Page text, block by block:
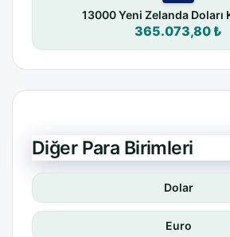
13000 Yeni Zelanda Doları
365.073,80 ₺
Diğer Para Birimleri
Dolar
Euro